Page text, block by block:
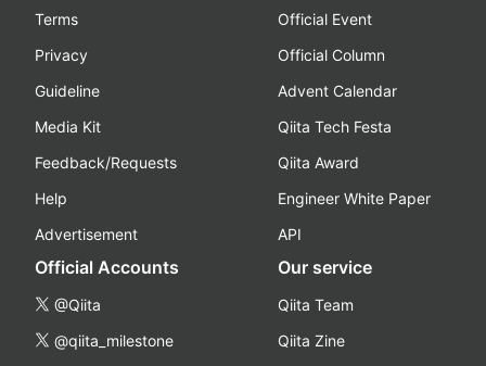
Terms
Privacy
Guideline
Media Kit
Feedback/Requests
Help
Advertisement
Official Event
Official Column
Advent Calendar
Qiita Tech Festa
Qiita Award
Engineer White Paper
API
Official Accounts
@Qiita
@qiita_milestone
Our service
Qiita Team
Qiita Zine